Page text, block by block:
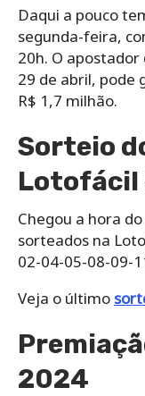
Daqui a pouco
segunda-feira,
20h. O
29 de abril, pode
R$ 1,7 milhão.
Sorteio
Lotofácil
Chegou a hora
sorteados na
02-04-05-08-09-
Veja o último
2024